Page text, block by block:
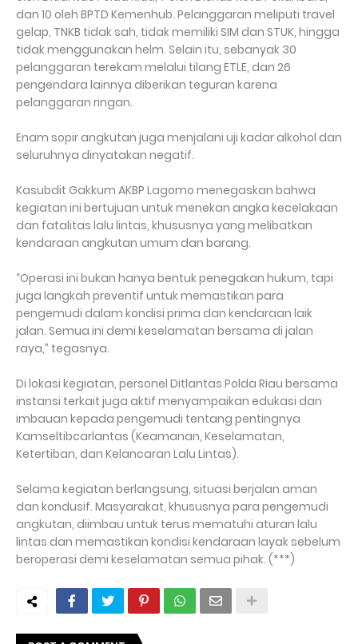
dan 10 oleh BPTD Kemenhub. Pelanggaran meliputi travel
gelap, TNKB tidak sah, tidak memiliki SIM dan STUK, hingga
tidak menggunakan helm. Selain itu, sebanyak 30
pelanggaran terekam melalui tilang ETLE, dan 26
pengendara lainnya diberikan teguran karena
pelanggaran ringan.
Enam sopir angkutan juga menjalani uji kadar alkohol dan
seluruhnya dinyatakan negatif.
Kasubdit Gakkum AKBP Lagomo menegaskan bahwa
kegiatan ini bertujuan untuk menekan angka kecelakaan
dan fatalitas lalu lintas, khususnya yang melibatkan
kendaraan angkutan umum dan barang.
“Operasi ini bukan hanya bentuk penegakan hukum, tapi
juga langkah preventif untuk memastikan para
pengemudi dalam kondisi prima dan kendaraan laik
jalan. Semua ini demi keselamatan bersama di jalan
raya,” tegasnya.
Di lokasi kegiatan, personel Ditlantas Polda Riau bersama
instansi terkait juga aktif menyampaikan edukasi dan
imbauan kepada pengemudi tentang pentingnya
Kamseltibcarlantas (Keamanan, Keselamatan,
Ketertiban, dan Kelancaran Lalu Lintas).
Selama kegiatan berlangsung, situasi berjalan aman
dan kondusif. Masyarakat, khususnya para pengemudi
angkutan, diimbau untuk terus mematuhi aturan lalu
lintas dan memastikan kondisi kendaraan layak sebelum
beroperasi demi keselamatan semua pihak. (***)